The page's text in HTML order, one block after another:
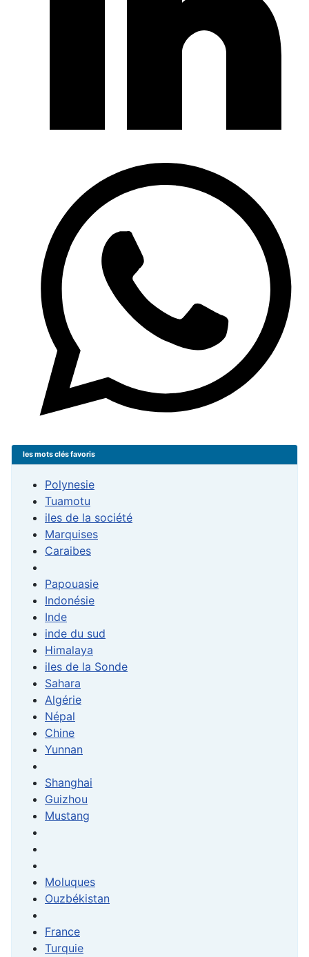
les mots clés favoris
Polynesie
Tuamotu
iles de la société
Marquises
Caraibes
Papouasie
Indonésie
Inde
inde du sud
Himalaya
iles de la Sonde
Sahara
Algérie
Népal
Chine
Yunnan
Shanghai
Guizhou
Mustang
Moluques
Ouzbékistan
France
Turquie